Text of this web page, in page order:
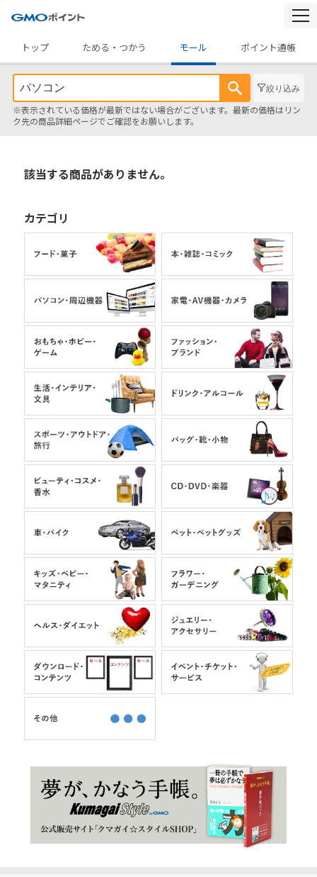
トップ
ためる・つかう モール ポイント通帳
絞り込み
※表示されている価格が最新ではない場合がございます。最新の価格はリン
ク先の商品詳細ページでご確認をお願いします。
該当する商品がありません。
カテゴリ